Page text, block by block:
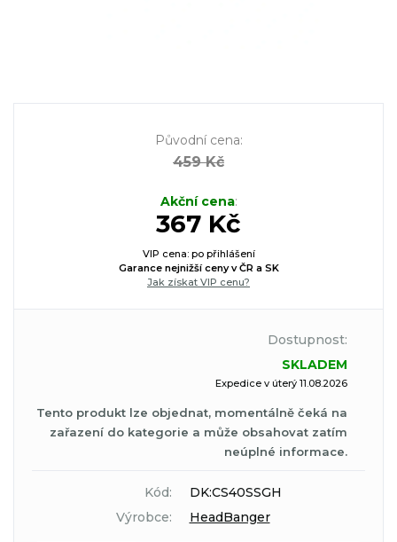
Původní cena:
459 Kč
Akční cena:
367 Kč
VIP cena: po přihlášení
Garance nejnižší ceny v ČR a SK
Jak získat VIP cenu?
Dostupnost:
SKLADEM
Expedice v úterý 11.08.2026
Tento produkt lze objednat, momentálně čeká na
zařazení do kategorie a může obsahovat zatím
neúplné informace.
Kód:
DK:CS40SSGH
Výrobce:
HeadBanger